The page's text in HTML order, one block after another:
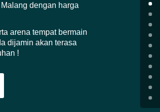
dengan harga
arena tempat bermain
dijamin akan terasa
!